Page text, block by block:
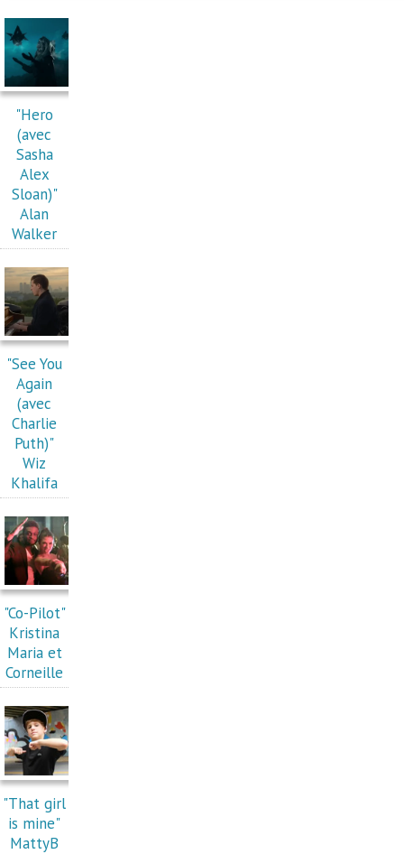
"Hero
(avec
Sasha
Alex
Sloan)"
Alan
Walker
"See You
Again
(avec
Charlie
Puth)"
Wiz
Khalifa
"Co-Pilot"
Kristina
Maria et
Corneille
"That girl
is mine"
MattyB